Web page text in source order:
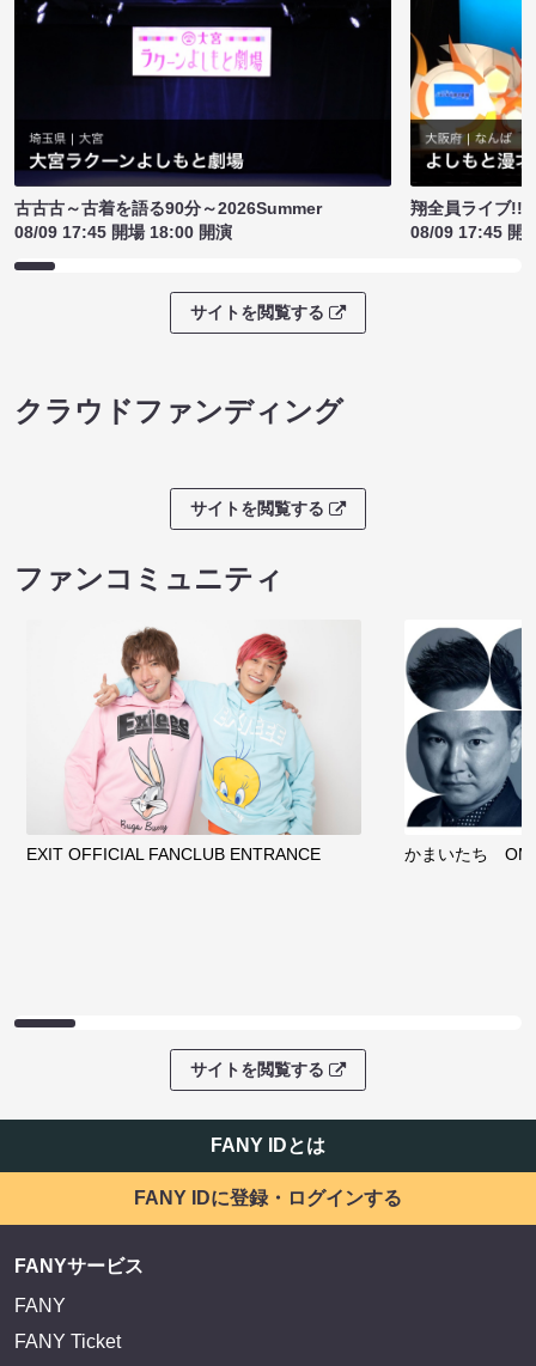
古古古～古着を語る90分～2026Summer
08/09 17:45 開場 18:00 開演
翔全員ライブ!!!
08/09 17:45 開
サイトを閲覧する
クラウドファンディング
サイトを閲覧する
ファンコミュニティ
EXIT OFFICIAL FANCLUB ENTRANCE かまいたち
サイトを閲覧する
FANY IDとは
FANY IDに登録・ログインする
FANYサービス
FANY
FANY Ticket